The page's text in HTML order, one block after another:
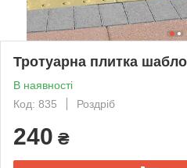
Тротуарна плитка
В наявності
Код: 835
Роздріб
240 ₴